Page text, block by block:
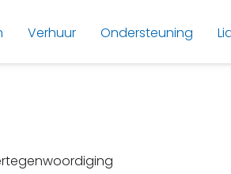
Verhuur Ondersteuning